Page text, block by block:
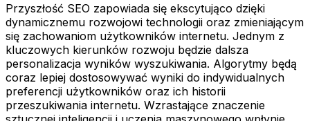
Przyszłość SEO zapowiada się ekscytująco dzięki
dynamicznemu rozwojowi technologii oraz zmieniającym
się zachowaniom użytkowników internetu. Jednym z
kluczowych kierunków rozwoju będzie dalsza
personalizacja wyników wyszukiwania. Algorytmy będą
coraz lepiej dostosowywać wyniki do indywidualnych
preferencji użytkowników oraz ich historii
przeszukiwania internetu. Wzrastające znaczenie